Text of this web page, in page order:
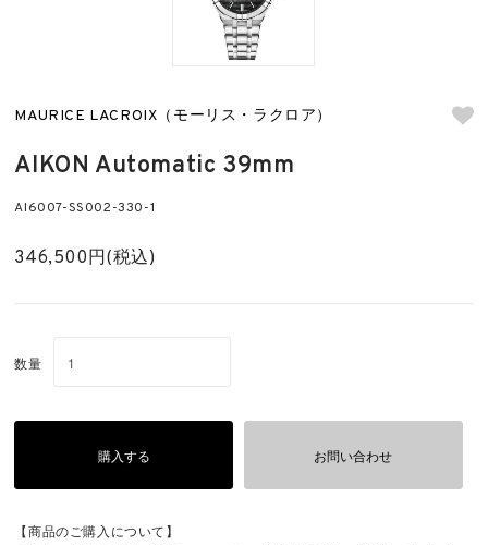
MAURICE LACROIX（モーリス・ラクロア）
AIKON Automatic 39mm
AI6007-SS002-330-1
346,500円(税込)
数量
購入する お問い合わせ
【商品のご購入について】